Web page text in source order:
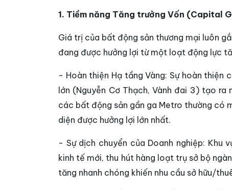
1. Tiềm năng Tăng trưởng Vốn (Capital
Giá trị của bất động sản thương mại luôn
đang được hưởng lợi từ một loạt động lực
- Hoàn thiện Hạ tầng Vàng: Sự hoàn
lớn (Nguyễn Cơ Thạch, Vành đai 3) tạo
các bất động sản gần ga Metro thường có
diện được hưởng lợi lớn nhất.
- Sự dịch chuyển của Doanh nghiệp: Khu
kinh tế mới, thu hút hàng loạt trụ sở bộ
tăng nhanh chóng khiến nhu cầu sở hữu/